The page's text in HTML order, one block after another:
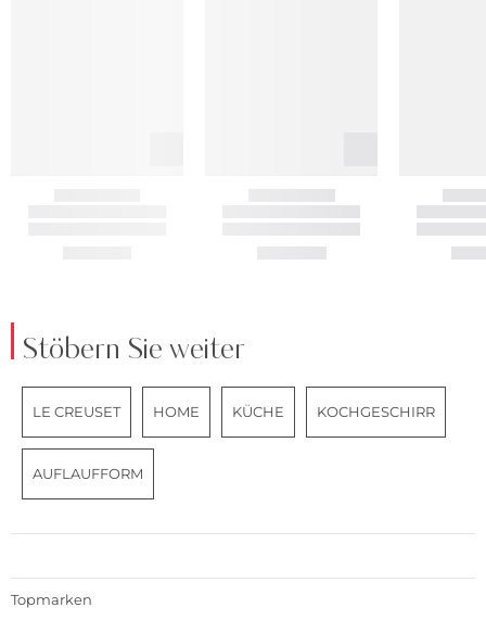
Stöbern Sie weiter
LE CREUSET HOME KÜCHE KOCHGESCHIRR
AUFLAUFFORM
Topmarken